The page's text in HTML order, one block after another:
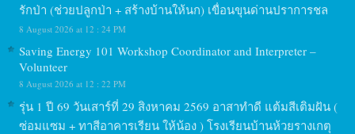
รักป่า (ช่วยปลูกป่า + สร้างบ้านให้นก) เขื่อนขุนด่านปราการชล
8 August 2026 at 12 : 24 PM
Saving Energy 101 Workshop Coordinator and Interpreter –
Volunteer
8 August 2026 at 12 : 22 PM
รุ่น 1 ปี 69 วันเสาร์ที่ 29 สิงหาคม 2569 อาสาทำดี แต้มสีเติมฝัน (
ซ่อมแซม + ทาสีอาคารเรียน ให้น้อง ) โรงเรียนบ้านห้วยรางเกตุ